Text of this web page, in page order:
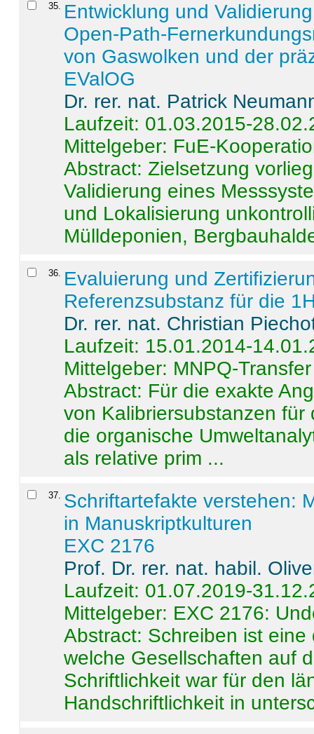
35. Entwicklung und
Open-Path-
von Gaswolken und der
EValOG
Dr. rer. nat. Patrick
Laufzeit: 01.03.2015-
Mittelgeber: FuE-
Abstract:Zielsetzung
Validierung eines
und Lokalisierung
Mülldeponien,
36. Evaluierung und
Referenzsubstanz für die
Dr. rer. nat. Christian
Laufzeit: 15.01.2014-
Mittelgeber: MNPQ-Transfer
Abstract: Für die exakte
von Kalibriersubstanzen
die organische
als relative prim ...
37. Schriftartefakte verstehen:
in Manuskriptkulturen
EXC 2176
Prof. Dr. rer. nat. habil.
Laufzeit: 01.07.2019-
Mittelgeber: EXC 2176:
Abstract: Schreiben ist
welche Gesellschaften auf
Schriftlichkeit war für den
Handschriftlichkeit in